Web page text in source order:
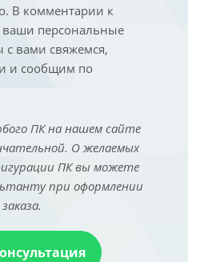
В комментарии к
ваши персональные
вами свяжемся,
и сообщим по
ПК на нашем сайте
О желаемых
ПК вы можете
при оформлении
заказа.